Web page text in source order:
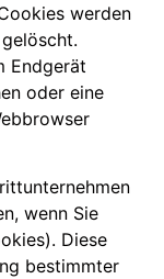
werden
Endgerät
oder eine
wenn Sie
Diese
bestimmter